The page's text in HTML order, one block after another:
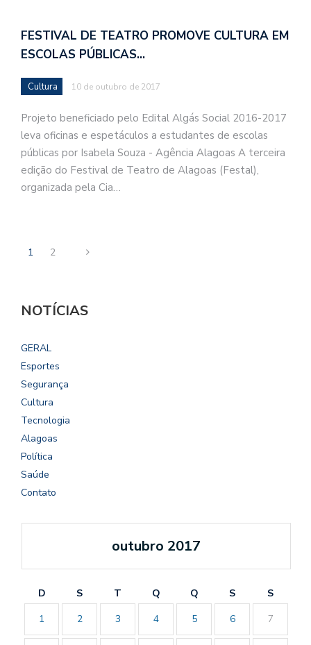
FESTIVAL DE TEATRO PROMOVE CULTURA EM
ESCOLAS PÚBLICAS…
Cultura 10 de outubro de 2017
Projeto beneficiado pelo Edital Algás Social 2016-2017
leva oficinas e espetáculos a estudantes de escolas
públicas por Isabela Souza - Agência Alagoas A terceira
edição do Festival de Teatro de Alagoas (Festal),
organizada pela Cia…
1 2
NOTÍCIAS
GERAL
Esportes
Segurança
Cultura
Tecnologia
Alagoas
Política
Saúde
Contato
outubro 2017
D S T Q Q S
S
1
2 3 4 5 6 7